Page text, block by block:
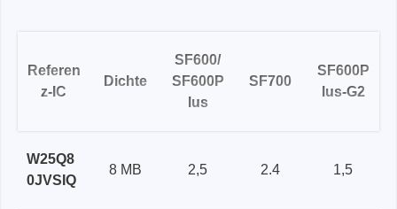
Referen
z-IC
Dichte
SF600/
SF600P
lus
SF700
SF600P
lus-G2
W25Q8
0JVSIQ
8 MB 2,5 2.4 1,5